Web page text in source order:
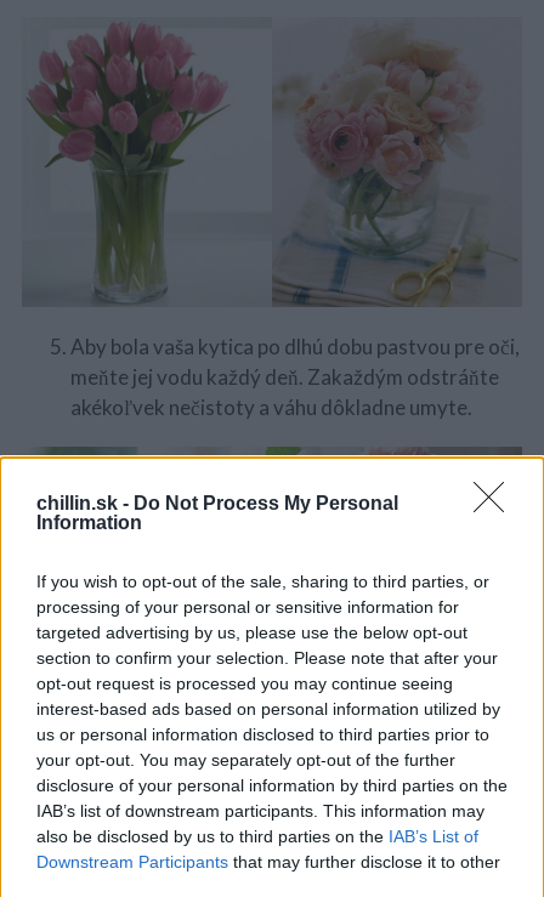
chillin.sk - Do Not Process My Personal
Information
If you wish to opt-out of the sale, sharing to third parties, or
processing of your personal or sensitive information for
targeted advertising by us, please use the below opt-out
section to confirm your selection. Please note that after your
opt-out request is processed you may continue seeing
interest-based ads based on personal information utilized by
us or personal information disclosed to third parties prior to
your opt-out. You may separately opt-out of the further
disclosure of your personal information by third parties on the
IAB’s list of downstream participants. This information may
also be disclosed by us to third parties on the IAB’s List of
Downstream Participants that may further disclose it to other
Aby bola vaša kytica po dlhú dobu pastvou pre oči,
meňte jej vodu každý deň. Zakaždým odstráňte
akékoľvek nečistoty a váhu dôkladne umyte.
Na lepšiu absorpciu vody cez stonky, prerežte
stonku v uhle 45 °. S ružami sa táto manipulácia
najlepšie vykonáva pod vodou.
e
r
c
h
f
o